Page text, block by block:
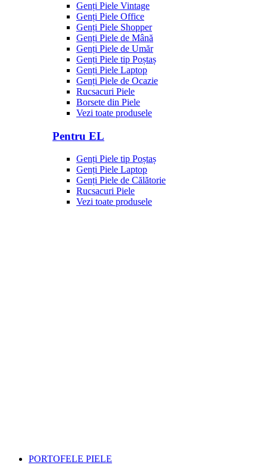
Genți Piele Vintage
Genți Piele Office
Genți Piele Shopper
Genți Piele de Mână
Genți Piele de Umăr
Genți Piele tip Poștaș
Genți Piele Laptop
Genți Piele de Ocazie
Rucsacuri Piele
Borsete din Piele
Vezi toate produsele
Pentru EL
Genți Piele tip Poștaș
Genți Piele Laptop
Genți Piele de Călătorie
Rucsacuri Piele
Vezi toate produsele
PORTOFELE PIELE